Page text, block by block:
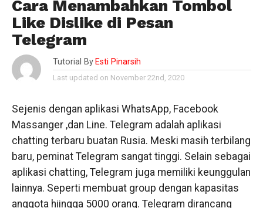
Cara Menambahkan Tombol
Like Dislike di Pesan
Telegram
Tutorial By Esti Pinarsih
Last updated on November 22nd, 2020
Sejenis dengan aplikasi WhatsApp, Facebook
Massanger ,dan Line. Telegram adalah aplikasi
chatting terbaru buatan Rusia. Meski masih terbilang
baru, peminat Telegram sangat tinggi. Selain sebagai
aplikasi chatting, Telegram juga memiliki keunggulan
lainnya. Seperti membuat group dengan kapasitas
anggota hiingga 5000 orang. Telegram dirancang